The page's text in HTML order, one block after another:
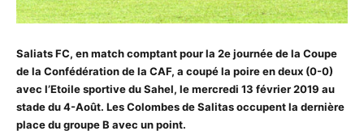
Saliats FC, en match comptant pour la 2e journée de la Coupe
de la Confédération de la CAF, a coupé la poire en deux (0-0)
avec l’Etoile sportive du Sahel, le mercredi 13 février 2019 au
stade du 4-Août. Les Colombes de Salitas occupent la dernière
place du groupe B avec un point.